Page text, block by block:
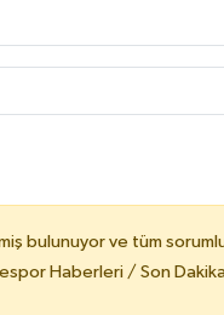
bulunuyor ve tüm
Haberleri / Son